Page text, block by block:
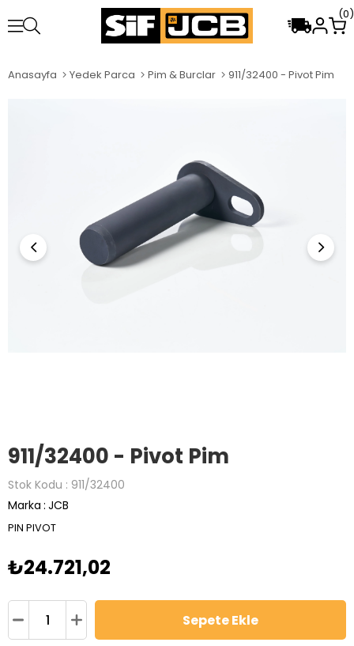
0
Anasayfa Yedek Parca Pim & Burclar 911/32400 - Pivot Pim
911/32400 - Pivot Pim
Stok Kodu
911/32400
Marka : JCB
PIN PIVOT
₺24.721,02